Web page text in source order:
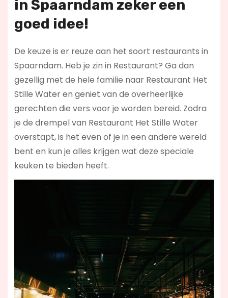
in Spaarndam zeker een
goed idee!
De keuze is er reuze aan het soort restaurants in
Spaarndam. Heb je zin in Restaurant? Ga dan
gezellig met de hele familie naar Restaurant Het
Stille Water en geniet van de overheerlijke
gerechten die vers voor je worden bereid. Zodra
je de drempel van Restaurant Het Stille Water
overstapt, is het even of je in een andere wereld
bent en kun je alles krijgen wat deze speciale
keuken te bieden heeft.